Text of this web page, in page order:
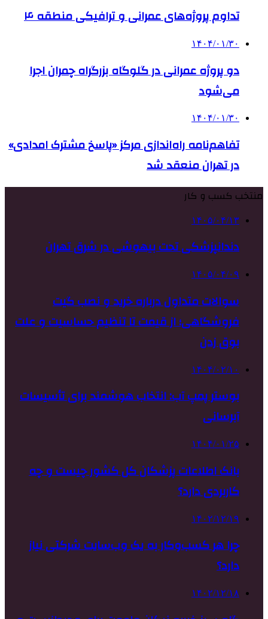
تداوم پروژه‌های عمرانی و ترافیکی منطقه ۴
۱۴۰۴/۰۱/۳۰
دو پروژه عمرانی در گلوگاه بزرگراه چمران اجرا
می‌شود
۱۴۰۴/۰۱/۳۰
تفاهم‌نامه راه‌اندازی مرکز «پاسخ مشترک امدادی»
در تهران منعقد شد
منتخب کسب و کار
۱۴۰۵/۰۴/۱۳
دندانپزشکی تحت بیهوشی در شرق تهران
۱۴۰۵/۰۴/۰۹
سوالات متداول درباره خرید و نصب گیت
فروشگاهی؛ از قیمت تا تنظیم حساسیت و علت
بوق زدن
۱۴۰۴/۰۲/۱۰
بوستر پمپ آب: انتخاب هوشمند برای تأسیسات
آبرسانی
۱۴۰۴/۰۱/۲۵
بانک اطلاعات پزشکان کل کشور چیست و چه
کاربردی دارد؟
۱۴۰۲/۱۲/۱۹
چرا هر کسب‌وکار به یک وب‌سایت شرکتی نیاز
دارد؟
۱۴۰۲/۱۲/۱۸